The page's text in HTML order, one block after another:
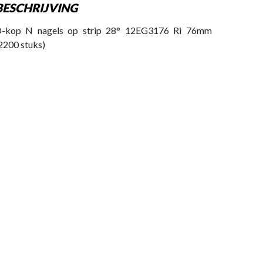
kop N nagels op strip 28° 12EG3176 Ri 76mm
stuks)